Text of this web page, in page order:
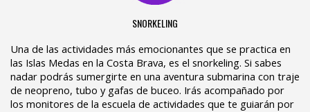
SNORKELING
Una de las actividades más emocionantes que se practica en
las Islas Medas en la Costa Brava, es el snorkeling. Si sabes
nadar podrás sumergirte en una aventura submarina con traje
de neopreno, tubo y gafas de buceo. Irás acompañado por
los monitores de la escuela de actividades que te guiarán por